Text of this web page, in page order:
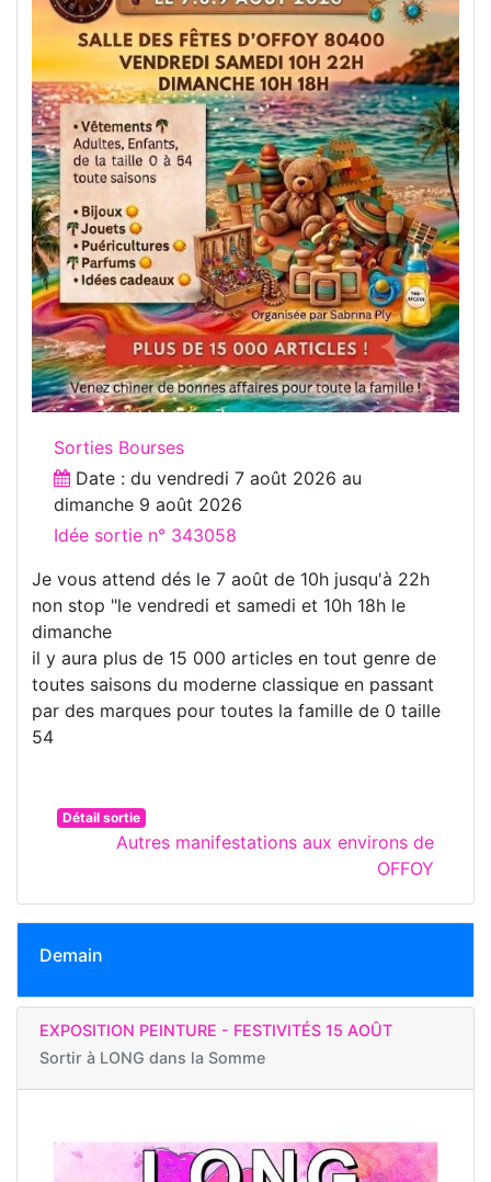
Sorties Bourses
Date : du vendredi 7 août 2026 au
dimanche 9 août 2026
Idée sortie n° 343058
Je vous attend dés le 7 août de 10h jusqu'à 22h
non stop "le vendredi et samedi et 10h 18h le
dimanche
il y aura plus de 15 000 articles en tout genre de
toutes saisons du moderne classique en passant
par des marques pour toutes la famille de 0 taille
54
Détail sortie
Autres manifestations aux environs de
OFFOY
Demain
EXPOSITION PEINTURE - FESTIVITÉS 15 AOÛT
Sortir à LONG dans la Somme